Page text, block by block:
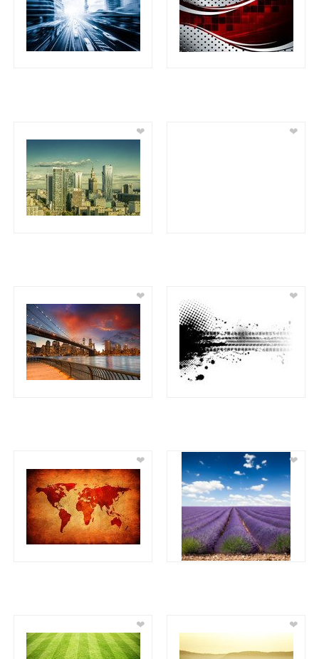
❤ ❤
❤ ❤
❤ ❤
❤ ❤